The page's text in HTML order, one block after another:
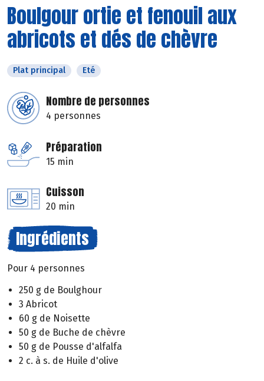
Boulgour ortie et fenouil aux
abricots et dés de chèvre
Plat principal Eté
Nombre de personnes
4 personnes
Préparation
15 min
Cuisson
20 min
Ingrédients
Pour 4 personnes
250 g de Boulghour
3 Abricot
60 g de Noisette
50 g de Buche de chèvre
50 g de Pousse d'alfalfa
2 c. à s. de Huile d'olive